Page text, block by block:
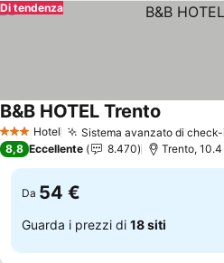
Di tendenza
3 StelleHotel Sistema avanzato di
B&B HOTEL Trento
8,8 Eccellente 8.470 Trento,
Da 54 €
Guarda i prezzi di 18 siti